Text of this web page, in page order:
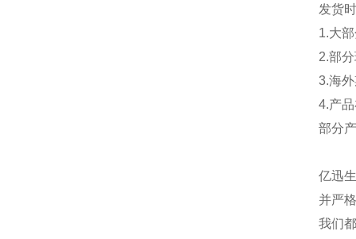
发货
1.大
2.部
3.海
4.产
部分
亿迅
并严
我们